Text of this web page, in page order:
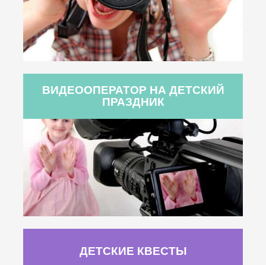
ВИДЕООПЕРАТОР НА ДЕТСКИЙ
ПРАЗДНИК
ДЕТСКИЕ КВЕСТЫ